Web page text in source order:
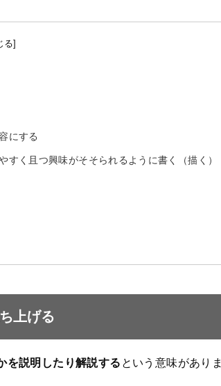
にする
く且つ興味がそそられるように書く（描く）
上げる
を説明したり解説する という意味がありま